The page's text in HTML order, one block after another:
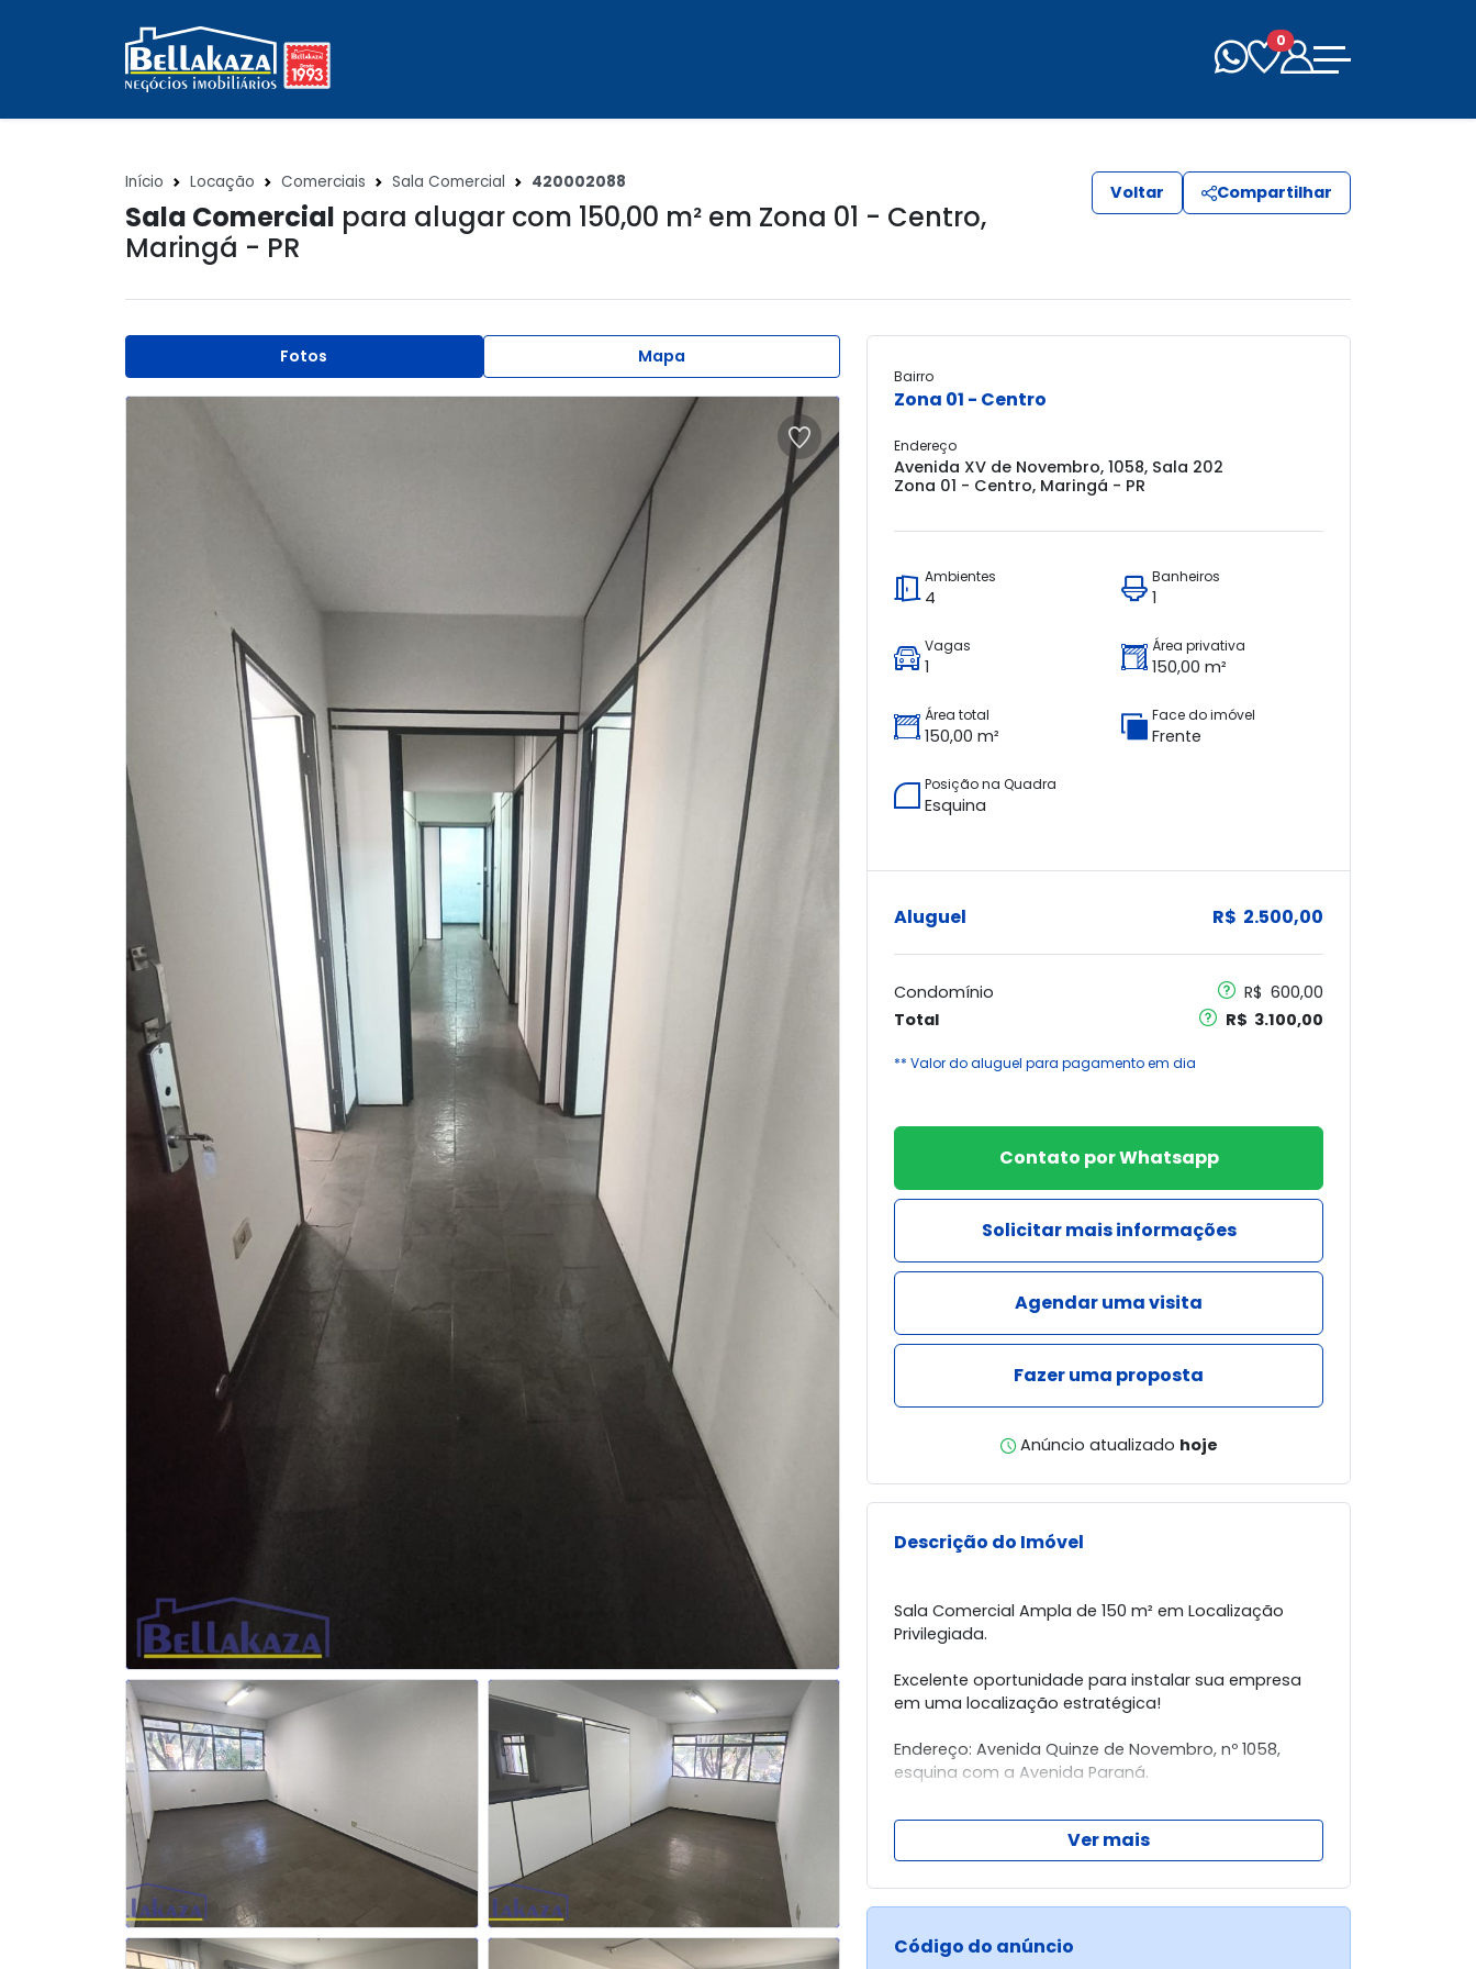
0
Início Locação Comerciais Sala Comercial 420002088
Sala Comercial para alugar com 150,00 m² em Zona 01 - Centro,
Maringá - PR
Voltar Compartilhar
Fotos Mapa
Bairro
Zona 01 - Centro
Endereço
Avenida XV de Novembro, 1058, Sala 202
Zona 01 - Centro, Maringá - PR
Ambientes
4
Banheiros
1
Vagas
1
Área privativa
150,00 m²
Área total
150,00 m²
Face do imóvel
Frente
Posição na Quadra
Esquina
Aluguel R$ 2.500,00
Condomínio
R$ 600,00
Total
R$ 3.100,00
** Valor do aluguel para pagamento em dia
Contato por Whatsapp
Solicitar mais informações
Agendar uma visita
Fazer uma proposta
Anúncio atualizado hoje
Descrição do Imóvel
Sala Comercial Ampla de 150 m² em Localização
Privilegiada.
Excelente oportunidade para instalar sua empresa
em uma localização estratégica!
Endereço: Avenida Quinze de Novembro, nº 1058,
esquina com a Avenida Paraná.
Características do imóvel:
Sala comercial nº 202, localizada no 2º piso;
Área privativa de 150 m²;
Prédio com elevador;
Espaço amplo, ideal para escritórios, consultórios,
clínicas e diversos tipos de negócios.
Ver mais
Código do anúncio